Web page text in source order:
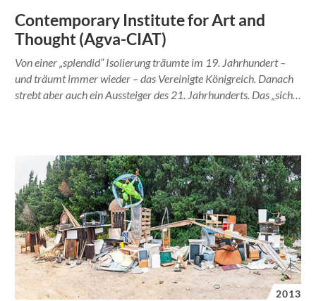
Contemporary Institute for Art and
Thought (Agva-CIAT)
Von einer „splendid“ Isolierung träumte im 19. Jahrhundert –
und träumt immer wieder – das Vereinigte Königreich. Danach
strebt aber auch ein Aussteiger des 21. Jahrhunderts. Das „sich…
2013